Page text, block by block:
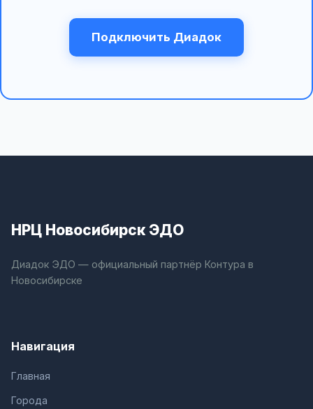
Подключить Диадок
НРЦ Новосибирск ЭДО
Диадок ЭДО — официальный партнёр Контура в
Новосибирске
Навигация
Главная
Города